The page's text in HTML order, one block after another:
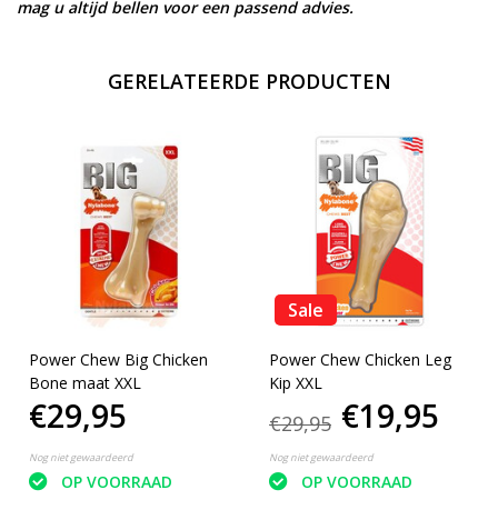
mag u altijd bellen voor een passend advies.
GERELATEERDE PRODUCTEN
Power Chew Big Chicken
Bone maat XXL
€29,95
Nog niet gewaardeerd
OP VOORRAAD
Sale
Power Chew Chicken Leg
Kip XXL
€29,95 €19,95
Nog niet gewaardeerd
OP VOORRAAD